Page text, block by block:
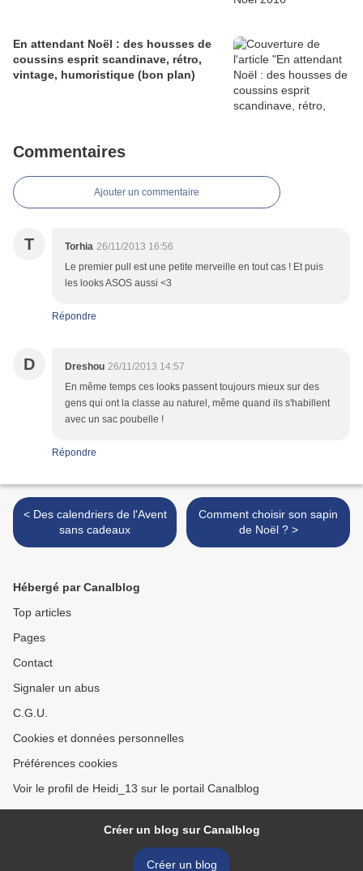
En attendant Noël : des housses de
coussins esprit scandinave, rétro,
vintage, humoristique (bon plan)
Commentaires
Ajouter un commentaire
T Torhia 26/11/2013 16:56
Le premier pull est une petite merveille en tout cas ! Et puis
les looks ASOS aussi <3
Répondre
D Dreshou 26/11/2013 14:57
En même temps ces looks passent toujours mieux sur des
gens qui ont la classe au naturel, même quand ils s'habillent
avec un sac poubelle !
Répondre
< Des calendriers de l'Avent
sans cadeaux
Comment choisir son sapin
de Noël ? >
Hébergé par Canalblog
Top articles
Pages
Contact
Signaler un abus
C.G.U.
Cookies et données personnelles
Préférences cookies
Voir le profil de Heidi_13 sur le portail Canalblog
Créer un blog sur Canalblog
Créer un blog